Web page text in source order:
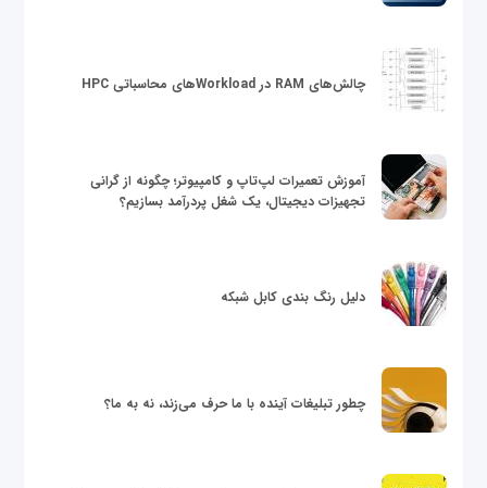
چالش‌های RAM در Workloadهای محاسباتی HPC
آموزش تعمیرات لپ‌تاپ و کامپیوتر؛ چگونه از گرانی
تجهیزات دیجیتال، یک شغل پردرآمد بسازیم؟
دلیل رنگ بندی کابل شبکه
چطور تبلیغات آینده با ما حرف می‌زند، نه به ما؟